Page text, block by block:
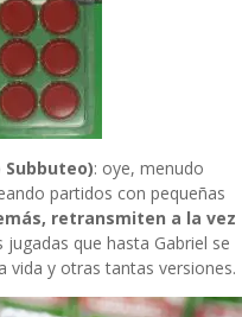
: oye, menudo
partidos con pequeñas
retransmiten a la vez
jugadas que hasta Gabriel se
vida y otras tantas versiones.